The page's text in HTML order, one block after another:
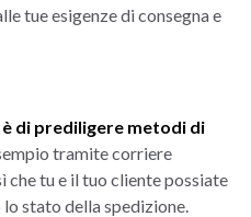
tue esigenze di consegna e
di prediligere metodi di
tramite corriere
che tu e il tuo cliente possiate
stato della spedizione.